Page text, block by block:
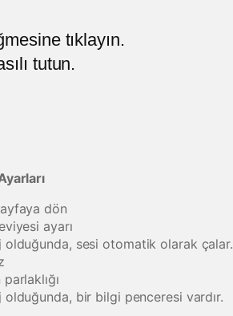
tıklayın.
tutun.
dön
ayarı
sesi otomatik olarak çalar.
bir bilgi penceresi vardır.